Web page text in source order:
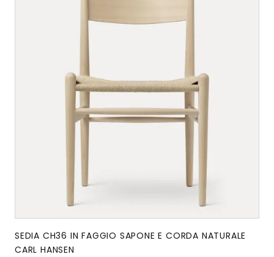
SEDIA CH36 IN FAGGIO SAPONE E CORDA NATURALE
CARL HANSEN